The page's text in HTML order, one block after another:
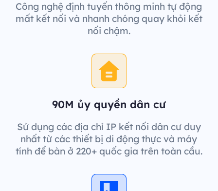
Công nghệ định tuyến thông minh tự động
mất kết nối và nhanh chóng quay khỏi kết
nối chậm.
90M ủy quyền dân cư
Sử dụng các địa chỉ IP kết nối dân cư duy
nhất từ các thiết bị di động thực và máy
tính để bàn ở 220+ quốc gia trên toàn cầu.